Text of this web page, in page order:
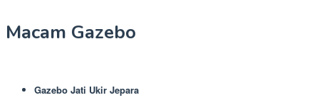
Macam Gazebo
Gazebo Jati Ukir Jepara